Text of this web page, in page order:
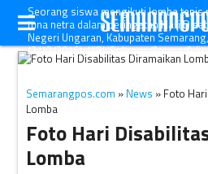
Seorang siswa mengikuti lomba tenis
tuna netra dalam peringatan Hari
Negeri Ungaran, Kabupaten
(2/12/2016). (JIBI/Solopos/Antara/
Semarangpos.com » News » Foto
Lomba
Foto Hari
Lomba